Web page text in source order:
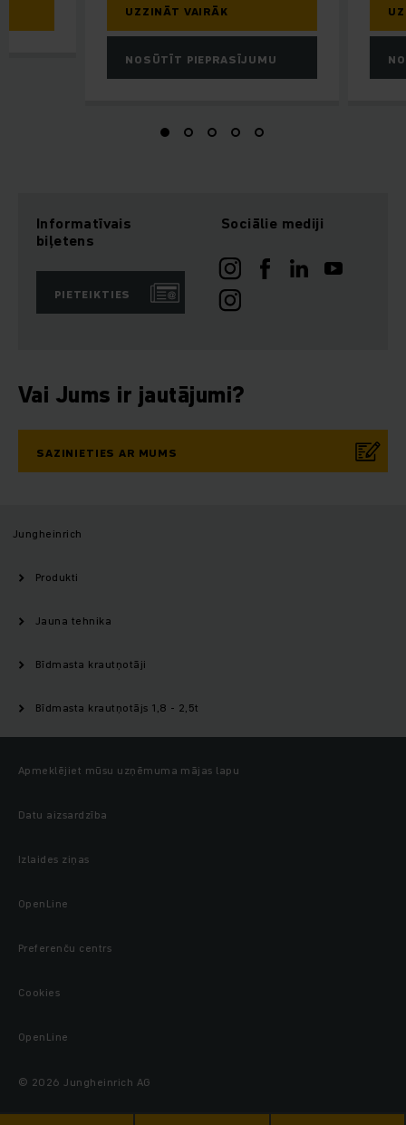
UZZINĀT VAIRĀK
NOSŪTĪT PIEPRASĪJUMU
Informatīvais
biļetens
PIETEIKTIES
Sociālie mediji
Vai Jums ir jautājumi?
SAZINIETIES AR MUMS
Jungheinrich
Produkti
Jauna tehnika
Bīdmasta krautņotāji
Bīdmasta krautņotājs 1,8 - 2,5t
Apmeklējiet mūsu uzņēmuma mājas lapu
Datu aizsardzība
Izlaides ziņas
OpenLine
Preferenču centrs
Cookies
OpenLine
© 2026 Jungheinrich AG